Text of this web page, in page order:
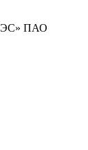
ПАО